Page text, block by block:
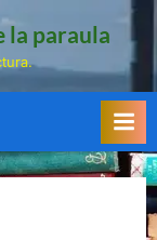
la paraula